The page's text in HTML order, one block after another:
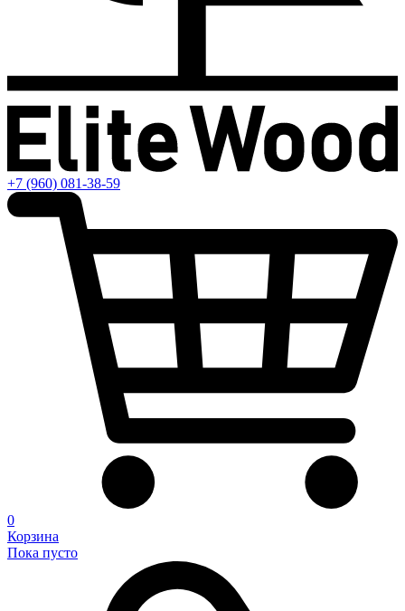
+7 (960) 081-38-59
0
Корзина
Пока пусто